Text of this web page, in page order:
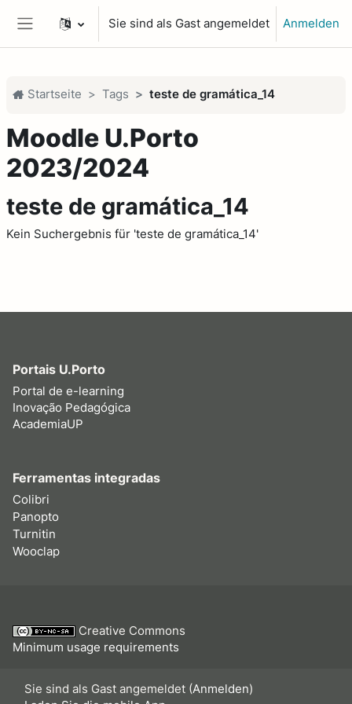
Website-Übersicht
Sie sind als Gast angemeldet Anmelden
Startseite Tags teste de gramática_14
Moodle U.Porto
2023/2024
teste de gramática_14
Kein Suchergebnis für 'teste de gramática_14'
Portais U.Porto
Portal de e-learning
Inovação Pedagógica
AcademiaUP
Ferramentas integradas
Colibri
Panopto
Turnitin
Wooclap
Creative Commons
Minimum usage requirements
Sie sind als Gast angemeldet (Anmelden)